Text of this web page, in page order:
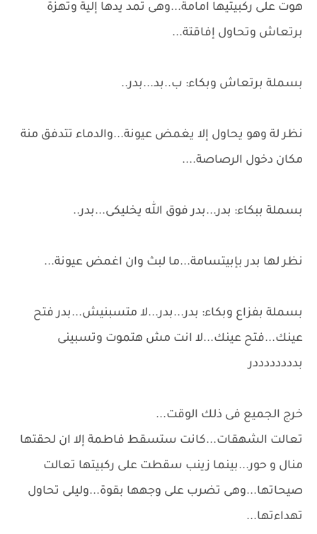
هوت على ركبيتيها امامة...وهى تمد يدها إلية وتهزة
برتعاش وتحاول إفاقتة...
بسملة برتعاش وبكاء: ب..بد...بدر..
نظر لة وهو يحاول إلا يغمض عيونة...والدماء تتدفق منة
مكان دخول الرصاصة....
بسملة ببكاء: بدر...بدر فوق الله يخليكى...بدر..
نظر لها بدر بإبيتسامة...ما لبث وان اغمض عيونة...
بسملة بفزاع وبكاء: بدر...بدر...لا متسبنيش...بدر فتح
عينك...فتح عينك...لا انت مش هتموت وتسبينى
بددددددددر
خرج الجميع فى ذلك الوقت...
تعالت الشهقات...كانت ستسقط فاطمة إلا ان لحقتها
منال و حور...بينما زينب سقطت على ركبيتها تعالت
صيحاتها...وهى تضرب على وجهها بقوة...وليلى تحاول
تهداءتها...